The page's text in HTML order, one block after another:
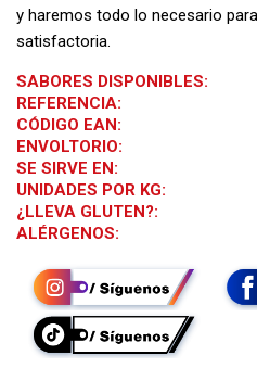
y haremos todo lo necesario
satisfactoria.
SABORES DISPONIBLES:
REFERENCIA:
CÓDIGO EAN:
ENVOLTORIO:
SE SIRVE EN:
UNIDADES POR KG:
¿LLEVA GLUTEN?:
ALÉRGENOS: